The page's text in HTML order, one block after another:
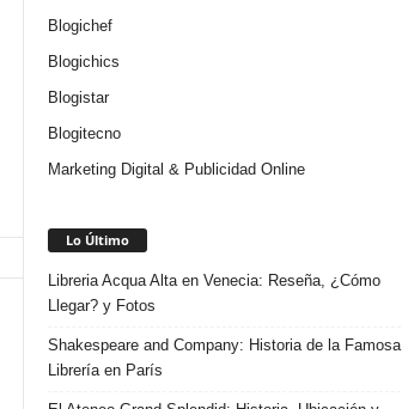
Blogichef
Blogichics
Blogistar
Blogitecno
Marketing Digital & Publicidad Online
Lo Último
Libreria Acqua Alta en Venecia: Reseña, ¿Cómo
Llegar? y Fotos
Shakespeare and Company: Historia de la Famosa
Librería en París